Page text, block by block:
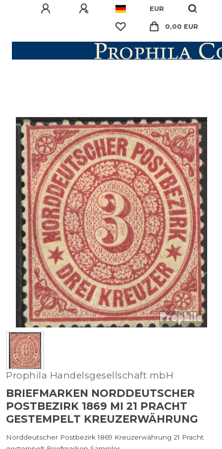
EUR
0,00 EUR
Prophila Handelsgesellschaft mbH
BRIEFMARKEN NORDDEUTSCHER
POSTBEZIRK 1869 MI 21 PRACHT
GESTEMPELT KREUZERWÄHRUNG
Norddeutscher Postbezirk 1869 Kreuzerwährung 21 Pracht